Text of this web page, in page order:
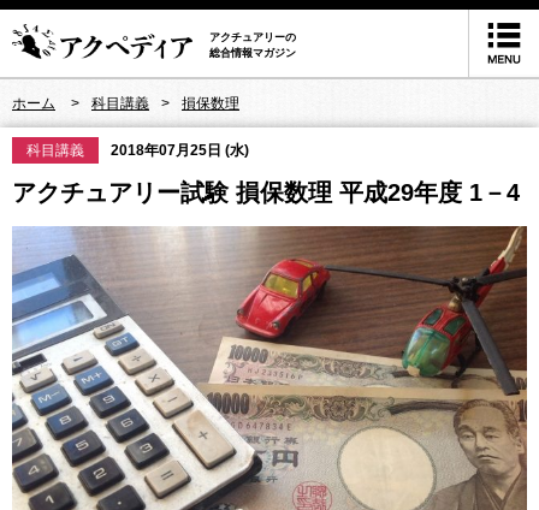
アクチュアリーの
総合情報マガジン
ホーム 科目講義 損保数理
科目講義 2018年07月25日 (水)
アクチュアリー試験 損保数理 平成29年度 1－4